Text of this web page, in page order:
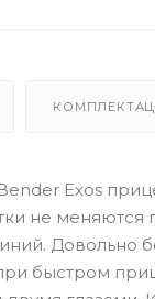
Exos
не
Довольно
быстром